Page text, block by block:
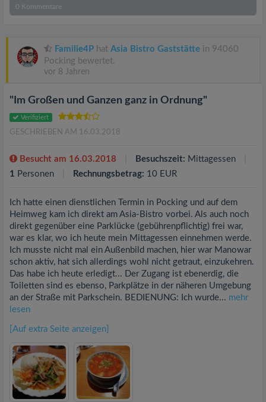
0 Kommentare
Familie4P hat Asia Bistro Gaststätte in 94060
Pocking bewertet.
vor 8 Jahren
"Im Großen und Ganzen ganz in Ordnung"
Verifiziert
GESCHRIEBEN AM 16.03.2018
Besucht am 16.03.2018 Besuchszeit: Mittagessen
1 Personen Rechnungsbetrag: 10 EUR
Ich hatte einen dienstlichen Termin in Pocking und auf dem
Heimweg kam ich direkt am Asia-Bistro vorbei. Als auch noch
direkt gegenüber eine Parklücke (gebührenpflichtig) frei war,
war es klar, wo ich heute mein Mittagessen einnehmen werde.
Ich musste nicht mal ein Außenbild machen, hier war Manowar
schon aktiv, hat sich allerdings wohl nicht getraut, einzukehren.
Das habe ich heute erledigt... Der Zugang ist ebenerdig, die
Toiletten sind es ebenso, Parkplätze in der näheren Umgebung
an der Straße mit Parkschein. BEDIENUNG: Ich wurde... mehr
lesen
[Auf extra Seite anzeigen]